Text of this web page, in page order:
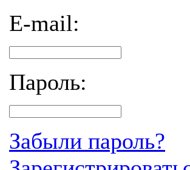
E-mail:
Пароль:
Забыли пароль?